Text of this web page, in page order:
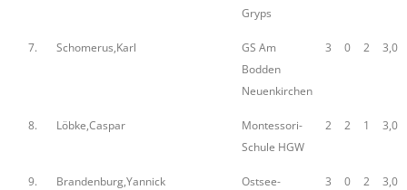
Gryps
7. Schomerus,Karl
GS Am
Bodden
Neuenkirchen
3 0 2 3,0
8. Löbke,Caspar
Montessori-
Schule HGW
2 2 1 3,0
9. Brandenburg,Yannick
Ostsee-
3 0 2 3,0